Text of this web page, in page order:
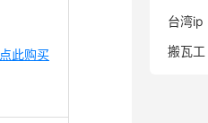
点此购买
台湾ip
搬瓦工